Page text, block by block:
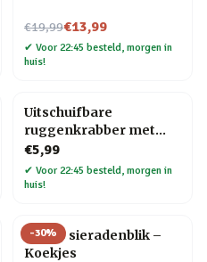
€19,99
Nu voor€13,99
✔ Voor 22:45 besteld, morgen in
huis!
Uitschuifbare
ruggenkrabber met
houten handvat
€5,99
✔ Voor 22:45 besteld, morgen in
huis!
-30%
Snoep sieradenblik –
Koekjes